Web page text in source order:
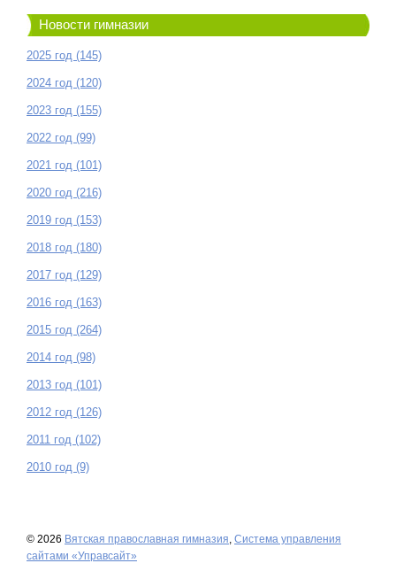
Новости гимназии
2025 год (145)
2024 год (120)
2023 год (155)
2022 год (99)
2021 год (101)
2020 год (216)
2019 год (153)
2018 год (180)
2017 год (129)
2016 год (163)
2015 год (264)
2014 год (98)
2013 год (101)
2012 год (126)
2011 год (102)
2010 год (9)
© 2026 Вятская православная гимназия Система управления
сайтами «Управсайт»